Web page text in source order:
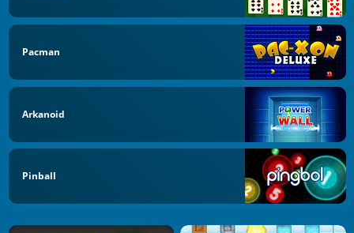
Pacman
Arkanoid
Pinball